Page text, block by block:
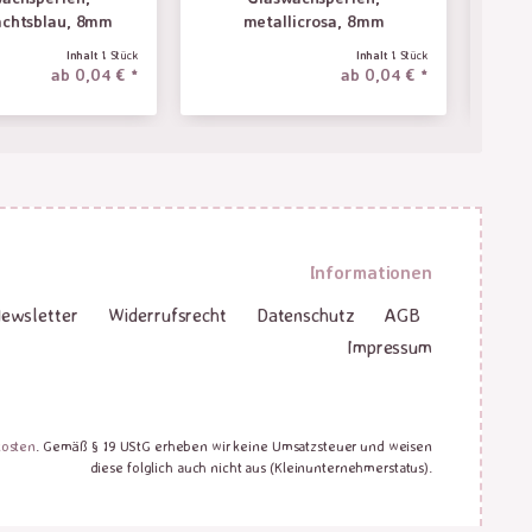
8mm
Inhalt 1 Stück
ab 0,04 € *
metallicrosa, 8mm
Inhalt 1 Stück
ab 0,04 € *
Informationen
Widerrufsrecht Datenschutz
AGB
Impressum
. Gemäß § 19 UStG erheben wir keine Umsatzsteuer und weisen
diese folglich auch nicht aus (Kleinunternehmerstatus).